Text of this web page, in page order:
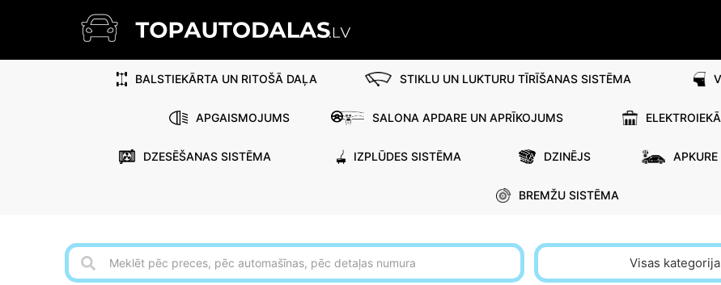
BALSTIEKĀRTA UN RITOŠĀ DAĻA STIKLU UN LUKTURU TĪRĪŠANAS SISTĒMA
APGAISMOJUMS SALONA APDARE UN APRĪKOJUMS
DZESĒŠANAS SISTĒMA IZPLŪDES SISTĒMA DZINĒJS
BREMŽU SISTĒMA
Visas